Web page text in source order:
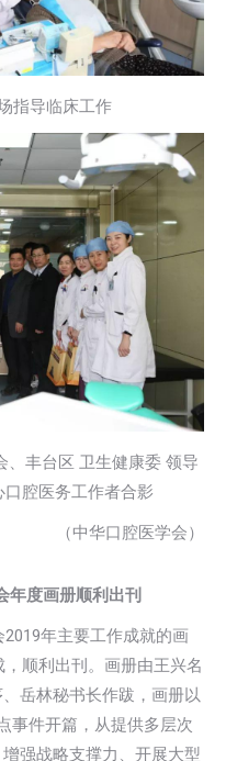
指导临床工作
、丰台区 卫生健康委 领导
腔医务工作者合影
（中华口腔医学会）
年度画册顺利出刊
年主要工作成就的画
顺利出刊。画册由王兴名
岳林秘书长作跋，画册以
事件开篇，从提供多层次
强战略支撑力、开展大型